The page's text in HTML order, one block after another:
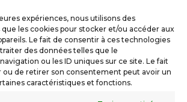
expériences, nous utilisons des
les cookies pour stocker et/ou accéder aux
Le fait de consentir à ces technologies
des données telles que le
ou les ID uniques sur ce site. Le fait
ou de retirer son consentement peut avoir un
caractéristiques et fonctions.
numérique